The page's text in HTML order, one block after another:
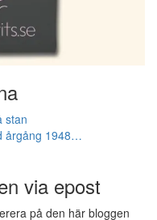
stan
årgång 1948…
via epost
på den här bloggen